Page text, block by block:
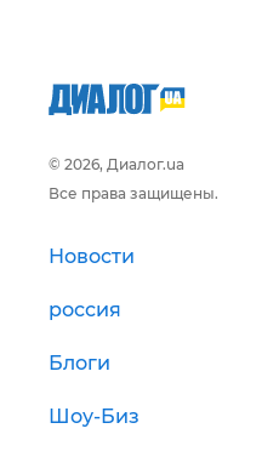
© 2026, Диалог.ua
Все права защищены.
Новости
россия
Блоги
Шоу-Биз